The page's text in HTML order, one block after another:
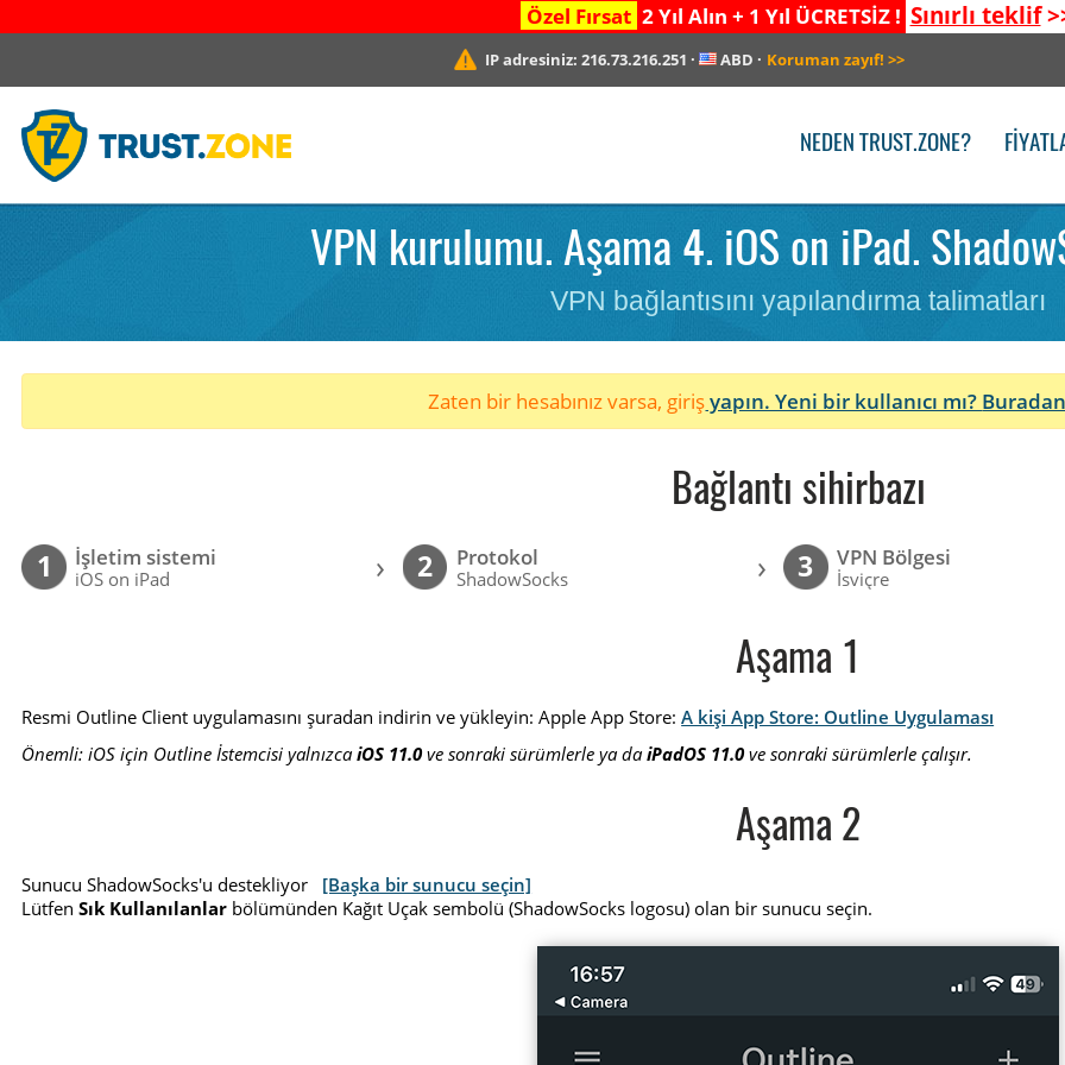
Özel Fırsat 2 Yıl Alın + 1 Yıl ÜCRETSİZ ! Sınırlı teklif
IP adresiniz:216.73.216.251 · ABD · Koruman zayıf! >>
NEDEN TRUST.ZONE?
VPN kurulumu. Aşama 4. iOS on iPad.
VPN bağlantısını yapılandırma talimatları
Zaten bir hesabınız varsa, girişyapın. Yeni bir kullanıcı mı?
Bağlantı sihirbazı
1 İşletim sistemi
iOS on iPad › 2 Protokol
ShadowSocks › 3 VPN Bölgesi
İsviçre
Aşama 1
Resmi Outline Client uygulamasını şuradan indirin ve yükleyin: Apple App Store:A kişi App Store: Outline Uygulaması
Önemli: iOS için Outline İstemcisi yalnızcaiOS 11.0ve sonraki sürümlerle ya daiPadOS 11.0ve sonraki sürümlerle çalışır.
Aşama 2
Sunucu ShadowSocks'u destekliyor [Başka bir sunucu seçin]
LütfenSık Kullanılanlar bölümünden Kağıt Uçak sembolü (ShadowSocks logosu) olan bir sunucu seçin.